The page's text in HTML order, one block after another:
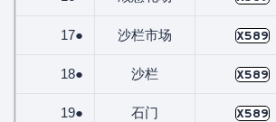
17● 沙栏市场 X589
18● 沙栏 X589
19● 石门 X589